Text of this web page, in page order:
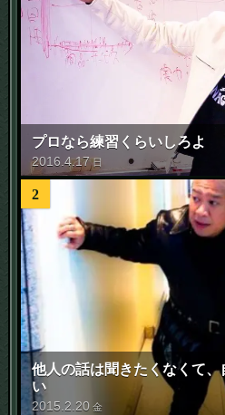
プロなら練習くらいしろよ
2016 .4.17 日
2
他人の話は聞きたくなくて
い
2015 2 20 金